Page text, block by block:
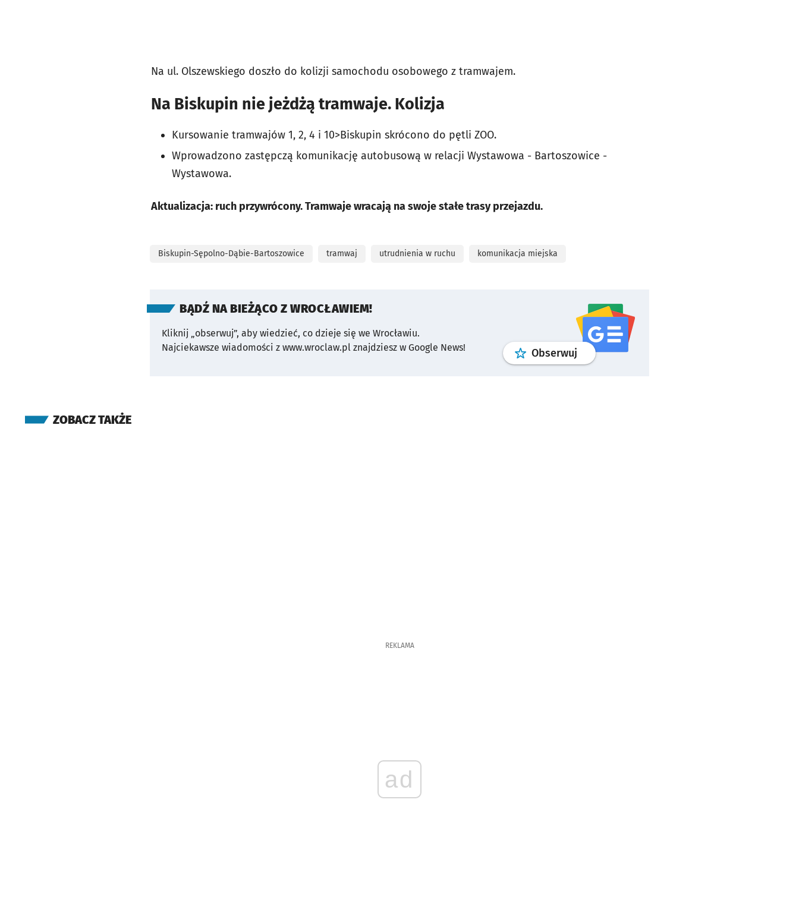
Na ul. Olszewskiego doszło do kolizji samochodu osobowego z tramwajem.
Na Biskupin nie jeżdżą tramwaje. Kolizja
Kursowanie tramwajów 1, 2, 4 i 10>Biskupin skrócono do pętli ZOO.
Wprowadzono zastępczą komunikację autobusową w relacji Wystawowa - Bartoszowice -
Wystawowa.
Aktualizacja: ruch przywrócony. Tramwaje wracają na swoje stałe trasy przejazdu.
Biskupin-Sępolno-Dąbie-Bartoszowice tramwaj utrudnienia w ruchu komunikacja miejska
BĄDŹ NA BIEŻĄCO Z WROCŁAWIEM!
Kliknij „obserwuj”, aby wiedzieć, co dzieje się we Wrocławiu.
Najciekawsze wiadomości z www.wroclaw.pl znajdziesz w Google News!
Obserwuj profilgoogle news
ZOBACZ TAKŻE
REKLAMA
ad